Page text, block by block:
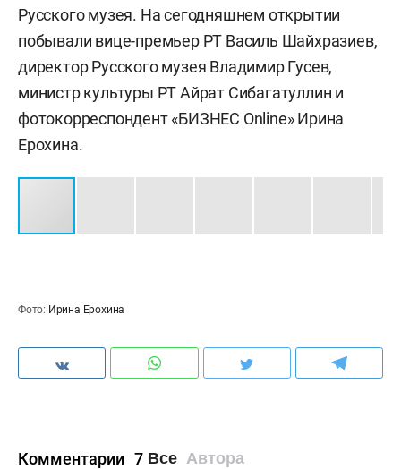
Русского музея. На сегодняшнем открытии
побывали вице-премьер РТ Василь Шайхразиев,
директор Русского музея Владимир Гусев,
министр культуры РТ Айрат Сибагатуллин и
фотокорреспондент «БИЗНЕС Online» Ирина
Ерохина.
Фото: Ирина Ерохина
Комментарии 7 Все Автора